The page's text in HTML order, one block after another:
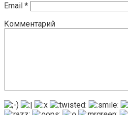
Email *
Комментарий